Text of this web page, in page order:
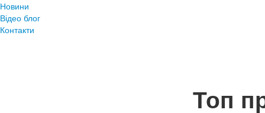
Новини
Відео блог
Контакти
Топ